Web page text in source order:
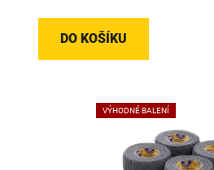
DO KOŠÍKU
VÝHODNÉ BALENÍ